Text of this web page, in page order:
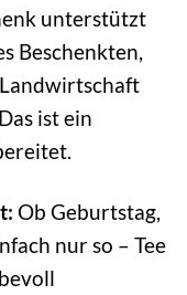
unterstützt
Beschenkten,
ist ein
Ob Geburtstag,
nur so – Tee